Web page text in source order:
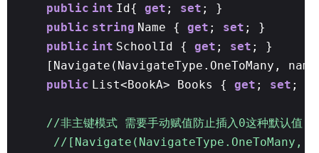
public int Id{ get ; set ; }
public string Name { get ; set ; }
public int SchoolId { get ; set ; }
[Navigate(NavigateType.OneToMany,
public List<BookA> Books { get ; set ; }
//非主键模式 需要手动赋值防止插入0这种默认值
//